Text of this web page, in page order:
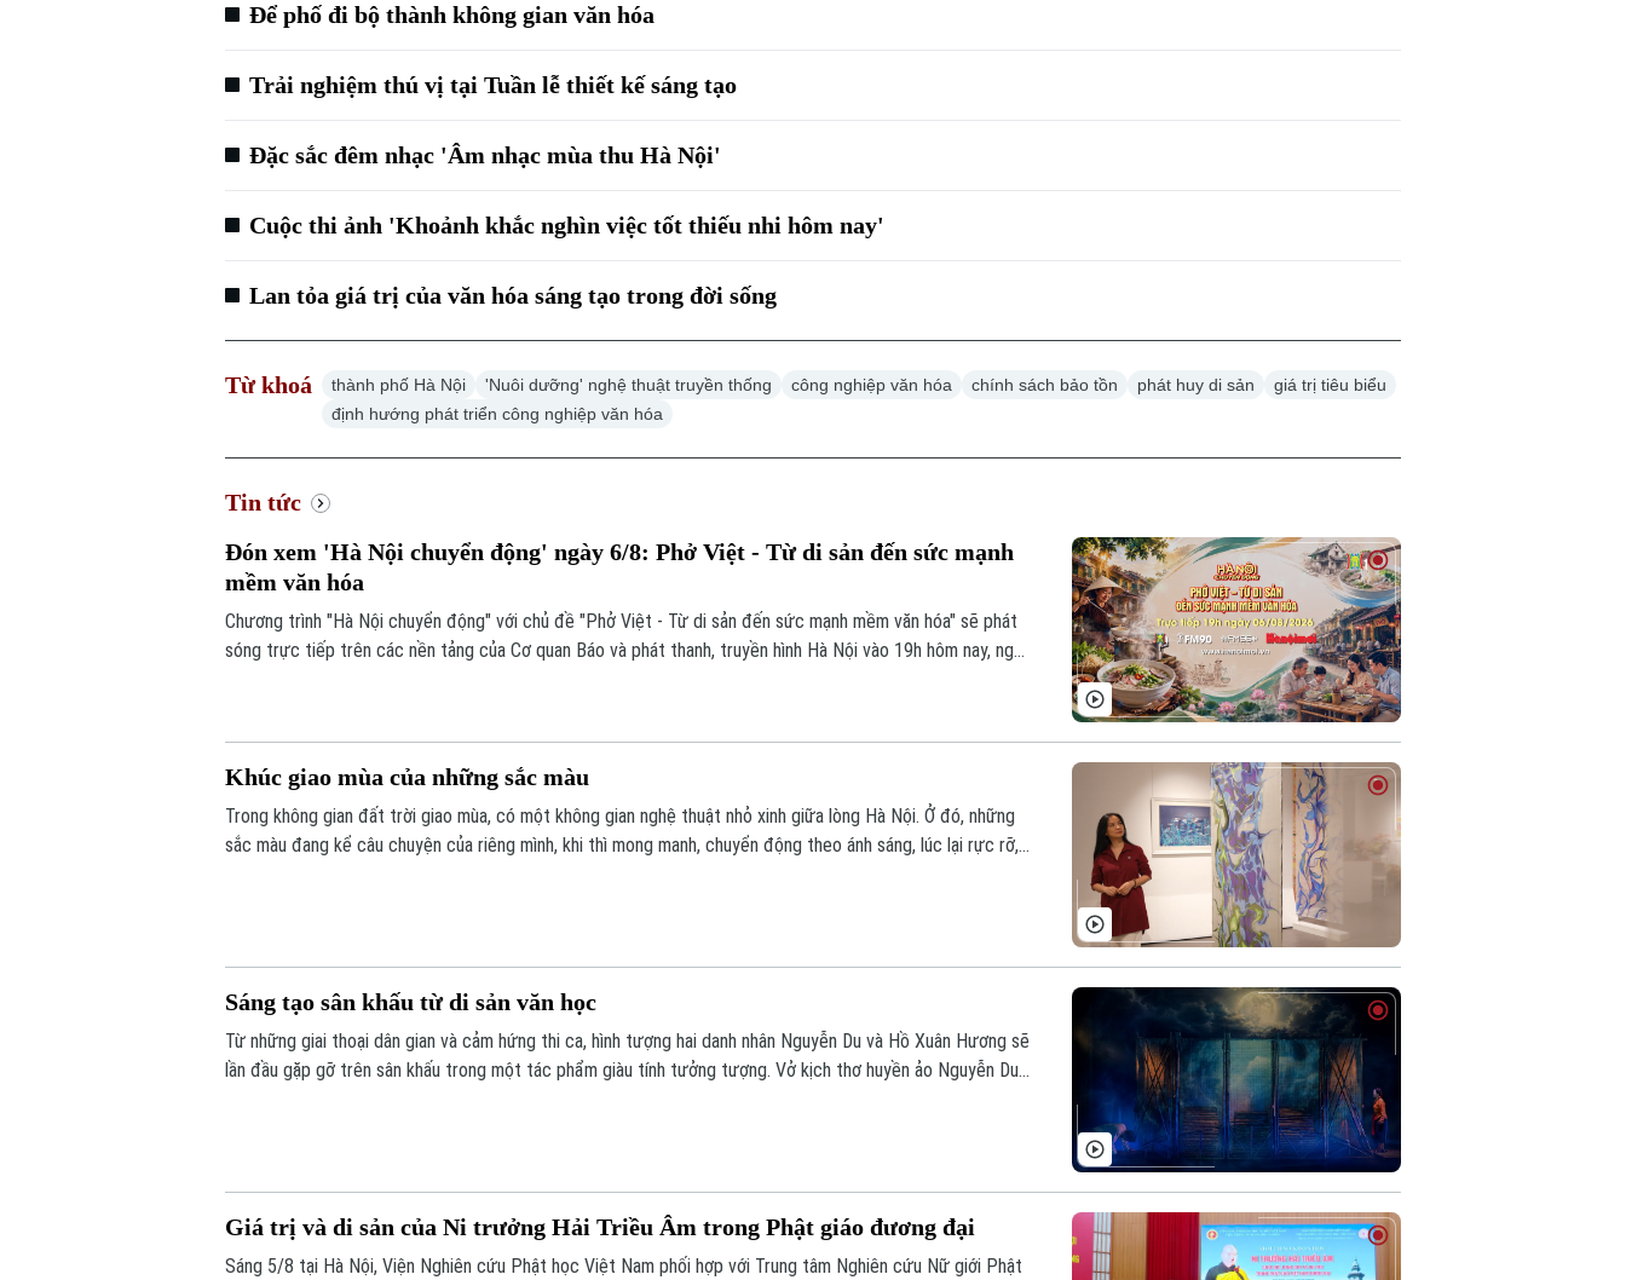
Để phố đi bộ thành không gian văn hóa
Trải nghiệm thú vị tại Tuần lễ thiết kế sáng tạo
Đặc sắc đêm nhạc 'Âm nhạc mùa thu Hà Nội'
Cuộc thi ảnh 'Khoảnh khắc nghìn việc tốt thiếu nhi hôm nay'
Lan tỏa giá trị của văn hóa sáng tạo trong đời sống
Từ khoá thành phố Hà Nội 'Nuôi dưỡng' nghệ thuật truyền thống công nghiệp văn hóa chính sách bảo tồn phát huy di sản
giá trị tiêu biểu
định hướng phát triển công nghiệp văn hóa
Tin tức
Đón xem 'Hà Nội chuyển động' ngày 6/8: Phở Việt - Từ di sản đến sức mạnh
mềm văn hóa
Chương trình "Hà Nội chuyển động" với chủ đề "Phở Việt - Từ di sản đến sức mạnh mềm văn hóa" sẽ phát
sóng trực tiếp trên các nền tảng của Cơ quan Báo và phát thanh, truyền hình Hà Nội vào 19h hôm nay, ngày
Khúc giao mùa của những sắc màu
Trong không gian đất trời giao mùa, có một không gian nghệ thuật nhỏ xinh giữa lòng Hà Nội. Ở đó, những
sắc màu đang kể câu chuyện của riêng mình, khi thì mong manh, chuyển động theo ánh sáng, lúc lại rực rỡ,
Sáng tạo sân khấu từ di sản văn học
Từ những giai thoại dân gian và cảm hứng thi ca, hình tượng hai danh nhân Nguyễn Du và Hồ Xuân Hương sẽ
lần đầu gặp gỡ trên sân khấu trong một tác phẩm giàu tính tưởng tượng. Vở kịch thơ huyền ảo Nguyễn Du
Giá trị và di sản của Ni trưởng Hải Triều Âm trong Phật giáo đương đại
Sáng 5/8 tại Hà Nội, Viện Nghiên cứu Phật học Việt Nam phối hợp với Trung tâm Nghiên cứu Nữ giới Phật